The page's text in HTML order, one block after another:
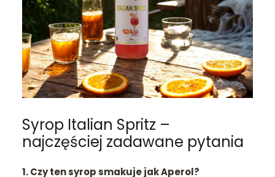
Syrop Italian Spritz –
najczęściej zadawane pytania
1. Czy ten syrop smakuje jak Aperol?